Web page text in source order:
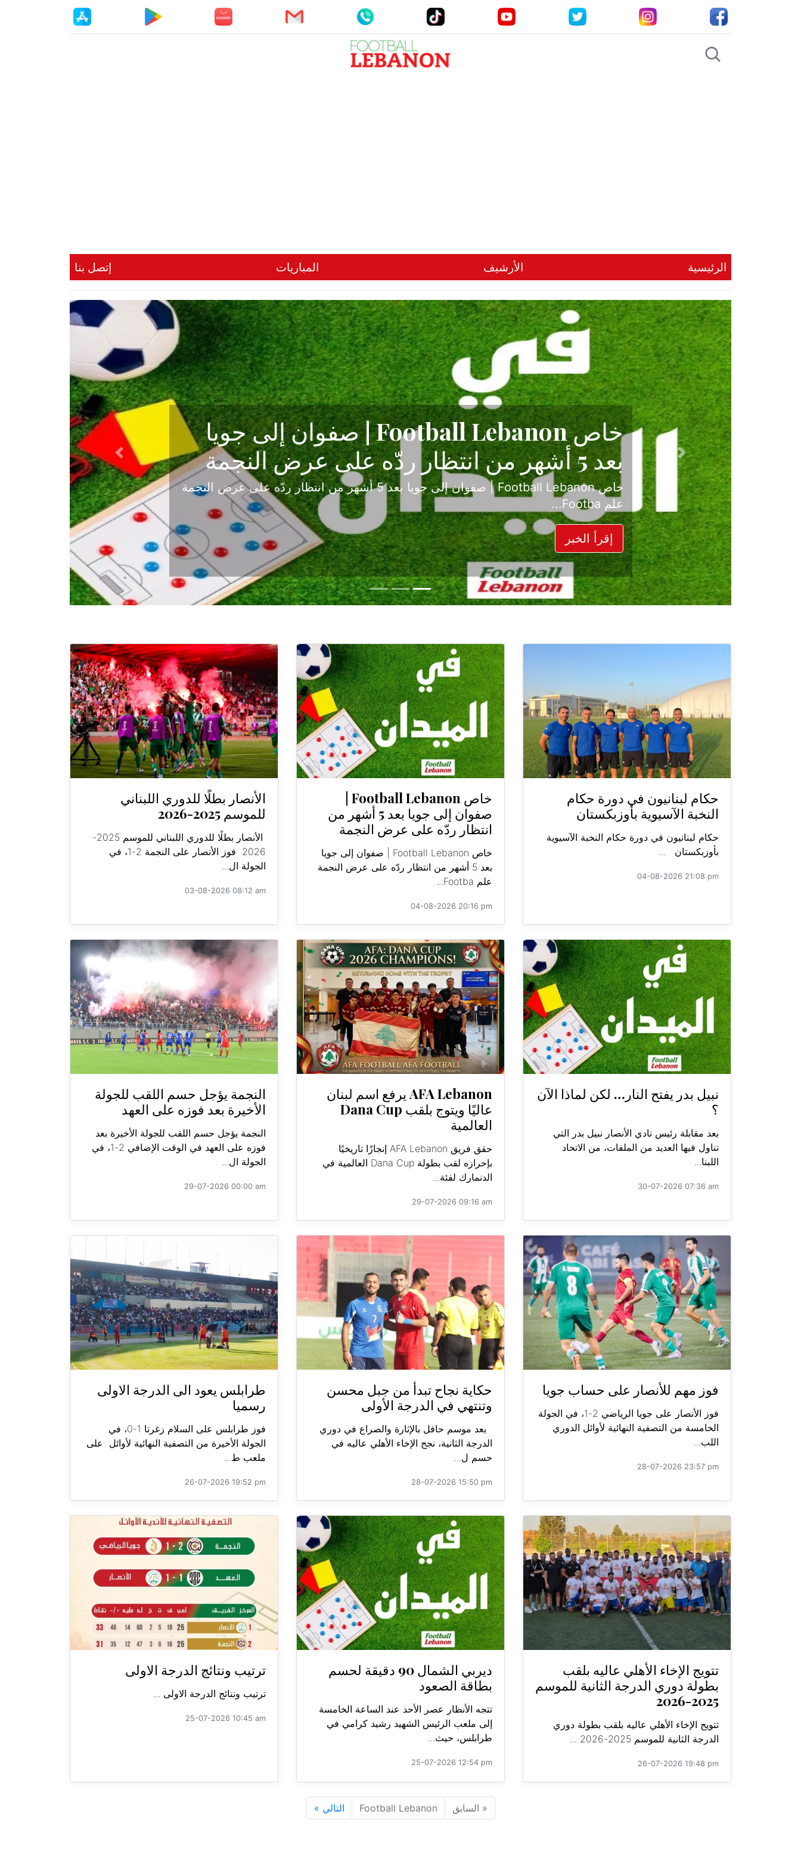
الرئيسية الأرشيف المباريات إتصل بنا
حكاية نجاح تبدأ من جبل محسن وتنتهي في
الدرجة الأولى
بعد موسم حافل بالإثارة والصراع في دوري الدرجة الثانية، نجح الإخاء الأهلي عاليه في
حسم ل...
إقرأ الخبر
Previous
Next
حكام لبنانيون في دورة حكام
النخبة الآسيوية بأوزبكستان
حكام لبنانيون في دورة حكام النخبة الآسيوية
بأوزبكستان ...
04-08-2026 21:08 pm
صفوان إلى جويا بعد 5 أشهر من
انتظار ردّه على عرض النجمة
خاص Football Lebanon | صفوان إلى جويا
بعد 5 أشهر من انتظار ردّه على عرض النجمة
علم Footba...
04-08-2026 20:16 pm
الأنصار بطلًا للدوري اللبناني
للموسم 2025-2026
الأنصار بطلًا للدوري اللبناني للموسم 2025-
2026 فوز الأنصار على النجمة 2-1، في
الجولة ال...
03-08-2026 08:12 am
نبيل بدر يفتح النار… لكن لماذا الآن
؟
بعد مقابلة رئيس نادي الأنصار نبيل بدر التي
تناول فيها العديد من الملفات، من الاتحاد
اللبنا...
30-07-2026 07:36 am
AFA Lebanon يرفع اسم لبنان
عاليًا ويتوج بلقب Dana Cup
العالمية
حقق فريق AFA Lebanon إنجازًا تاريخيًا
بإحرازه لقب بطولة Dana Cup العالمية في
الدنمارك لفئة...
29-07-2026 09:16 am
النجمة يؤجل حسم اللقب للجولة
الأخيرة بعد فوزه على العهد
النجمة يؤجل حسم اللقب للجولة الأخيرة بعد
فوزه على العهد في الوقت الإضافي 2-1، في
الجولة ال...
29-07-2026 00:00 am
فوز مهم للأنصار على حساب جويا
فوز الأنصار على جويا الرياضي 2-1، في الجولة
الخامسة من التصفية النهائية لأوائل الدوري
اللب...
28-07-2026 23:57 pm
حكاية نجاح تبدأ من جبل محسن
وتنتهي في الدرجة الأولى
بعد موسم حافل بالإثارة والصراع في دوري
الدرجة الثانية، نجح الإخاء الأهلي عاليه في
حسم ل...
28-07-2026 15:50 pm
طرابلس يعود الى الدرجة الاولى
رسميا
فوز طرابلس على السلام زغرتا 1-0، في
الجولة الأخيرة من التصفية النهائية لأوائل على
ملعب ط...
26-07-2026 19:52 pm
تتويج الإخاء الأهلي عاليه بلقب
بطولة دوري الدرجة الثانية للموسم
2025-2026
تتويج الإخاء الأهلي عاليه بلقب بطولة دوري
الدرجة الثانية للموسم 2025-2026 ...
26-07-2026 19:48 pm
ديربي الشمال 90 دقيقة لحسم
بطاقة الصعود
تتجه الأنظار عصر الأحد عند الساعة الخامسة
إلى ملعب الرئيس الشهيد رشيد كرامي في
طرابلس، حيث...
25-07-2026 12:54 pm
ترتيب ونتائج الدرجة الاولى
ترتيب ونتائج الدرجة الاولى ...
25-07-2026 10:45 am
« السابق Football Lebanon التالي »